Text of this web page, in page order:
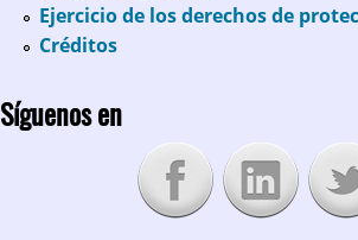
Ejercicio de los derechos de
Créditos
Síguenos en